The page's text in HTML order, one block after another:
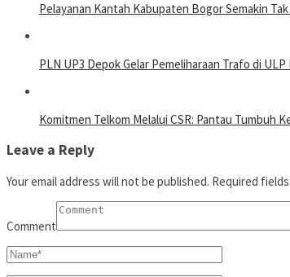
Pelayanan Kantah Kabupaten Bogor Semakin
PLN UP3 Depok Gelar Pemeliharaan Trafo di
Komitmen Telkom Melalui CSR: Pantau Tumbuh
Leave a Reply
Your email address will not be published. Required
Comment